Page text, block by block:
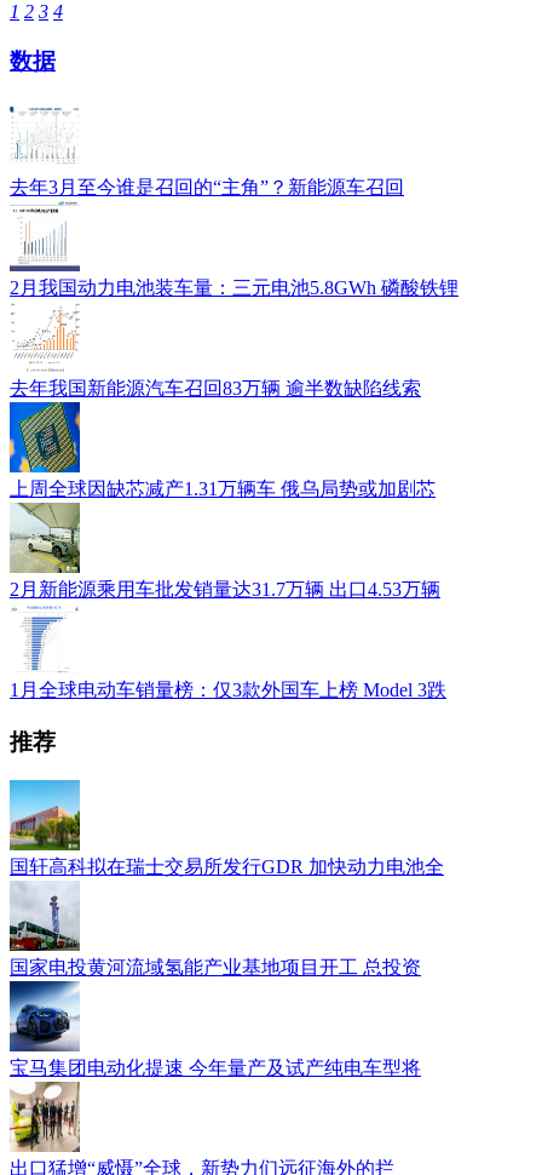
1 2 3 4
数据
去年3月至今谁是召回的“主角”？新能源车召回
2月我国动力电池装车量：三元电池5.8GWh 磷酸铁锂
去年我国新能源汽车召回83万辆 逾半数缺陷线索
上周全球因缺芯减产1.31万辆车 俄乌局势或加剧芯
2月新能源乘用车批发销量达31.7万辆 出口4.53万辆
1月全球电动车销量榜：仅3款外国车上榜 Model 3跌
推荐
国轩高科拟在瑞士交易所发行GDR 加快动力电池全
国家电投黄河流域氢能产业基地项目开工 总投资
宝马集团电动化提速 今年量产及试产纯电车型将
出口猛增“威慑”全球，新势力们远征海外的拦